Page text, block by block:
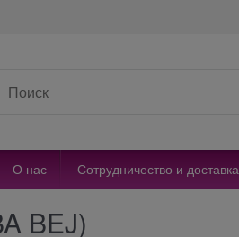
О нас Сотрудничество и доставка
BEJ)